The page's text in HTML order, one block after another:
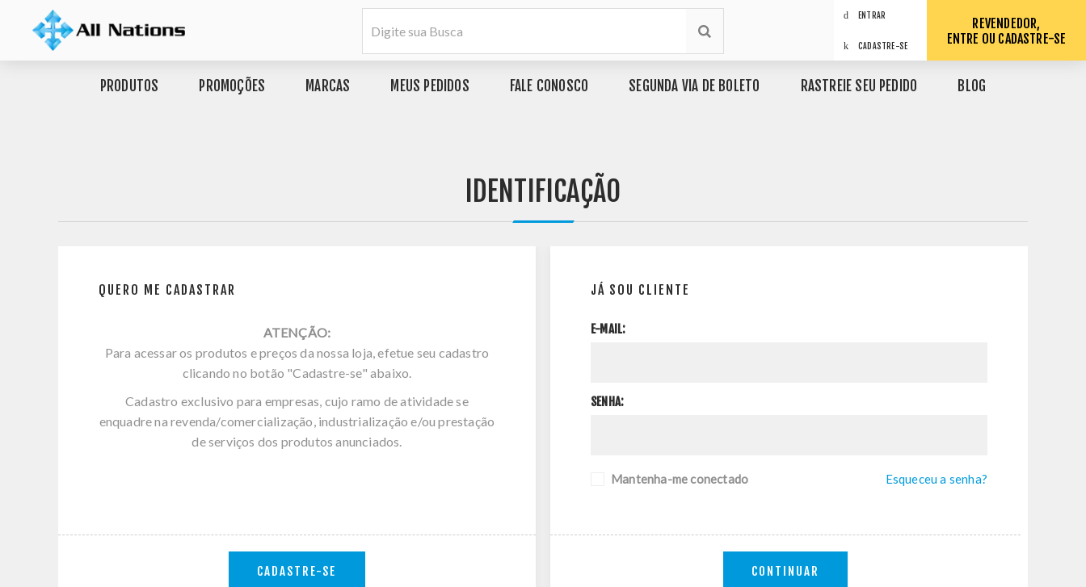
ENTRAR
CADASTRE-SE
REVENDEDOR,
ENTRE OU CADASTRE-SE
PRODUTOS PROMOÇÕES MARCAS MEUS PEDIDOS FALE CONOSCO SEGUNDA VIA DE BOLETO RASTREIE SEU PEDIDO BLOG
IDENTIFICAÇÃO
QUERO ME CADASTRAR
ATENÇÃO:
Para acessar os produtos e preços da nossa loja, efetue seu cadastro
clicando no botão "Cadastre-se" abaixo.
Cadastro exclusivo para empresas, cujo ramo de atividade se
enquadre na revenda/comercialização, industrialização e/ou prestação
de serviços dos produtos anunciados.
CADASTRE-SE
JÁ SOU CLIENTE
E-MAIL:
SENHA:
Mantenha-me conectado Esqueceu a senha?
CONTINUAR